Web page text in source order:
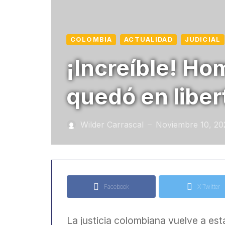
COLOMBIA ACTUALIDAD JUDICIAL
¡Increíble!
quedó en
Wilder Carrascal — Noviembre 10,
Facebook X Twitter
La justicia colombiana vuelve a